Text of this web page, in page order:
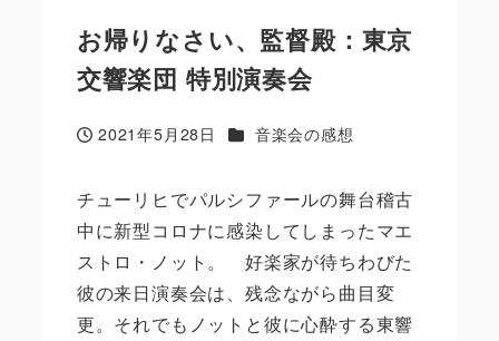
お帰りなさい、監督殿：東京
交響楽団 特別演奏会
投稿日
2021年5月28日 カテゴリー
音楽会の感想
チューリヒでパルシファールの舞台稽古
中に新型コロナに感染してしまったマエ
ストロ・ノット。 好楽家が待ちわびた
彼の来日演奏会は、残念ながら曲目変
更。それでもノットと彼に心酔する東響